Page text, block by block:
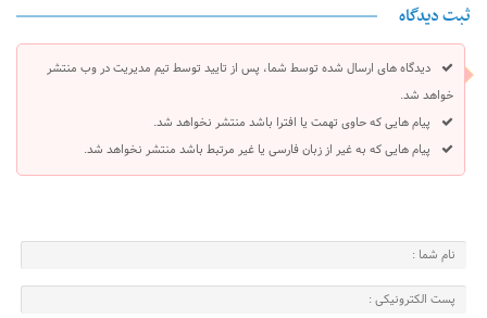
ثبت دیدگاه
دیدگاه های ارسال شده توسط شما، پس از تایید توسط تیم مدیریت در وب منتشر
خواهد شد.
پیام هایی که حاوی تهمت یا افترا باشد منتشر نخواهد شد.
پیام هایی که به غیر از زبان فارسی یا غیر مرتبط باشد منتشر نخواهد شد.